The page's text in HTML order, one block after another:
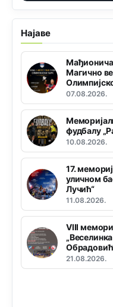
Најаве
Магично
07.08.2026.
фудбалу
10.08.2026.
17.
уличном
Лучић“
11.08.2026.
VIII
21.08.2026.